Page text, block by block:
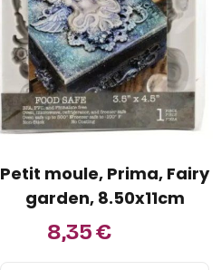
Petit moule, Prima, Fairy
garden, 8.50x11cm
8,35€